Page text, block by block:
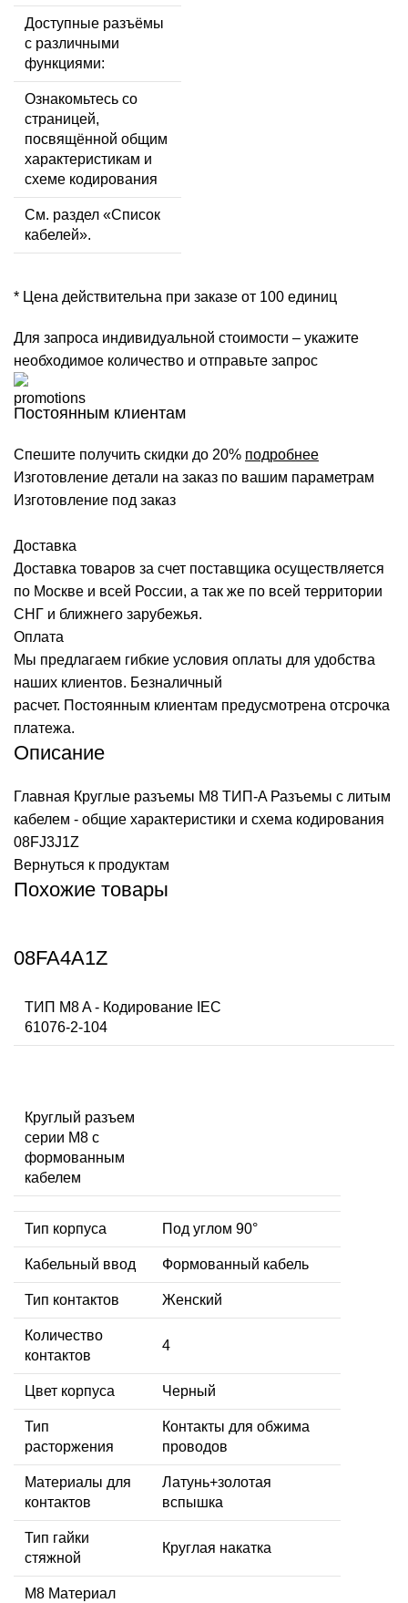
Доступные разъёмы
с различными
функциями:
Ознакомьтесь со
страницей,
посвящённой общим
характеристикам и
схеме кодирования
См. раздел «Список
кабелей».
* Цена действительна при заказе от 100 единиц
Для запроса индивидуальной стоимости – укажите
необходимое количество и отправьте запрос
Постоянным клиентам
Спешите получить скидки до 20% подробнее
Изготовление детали на заказ по вашим параметрам
Изготовление под заказ
Доставка
Доставка товаров за счет поставщика осуществляется
по Москве и всей России, а так же по всей территории
СНГ и ближнего зарубежья.
Оплата
Мы предлагаем гибкие условия оплаты для удобства
наших клиентов. Безналичный
расчет. Постоянным клиентам предусмотрена отсрочка
платежа.
Описание
Главная Круглые разъемы M8 ТИП-A Разъемы с литым
кабелем - общие характеристики и схема кодирования
08FJ3J1Z
Вернуться к продуктам
Похожие товары
08FA4A1Z
ТИП M8 A - Кодирование IEC
61076-2-104
Круглый разъем
серии M8 с
формованным
кабелем
Тип корпуса Под углом 90°
Кабельный ввод Формованный кабель
Тип контактов Женский
Количество
контактов
4
Цвет корпуса Черный
Тип
расторжения
Контакты для обжима
проводов
Материалы для
контактов
Латунь+золотая
вспышка
Тип гайки
стяжной
Круглая накатка
М8 Материал